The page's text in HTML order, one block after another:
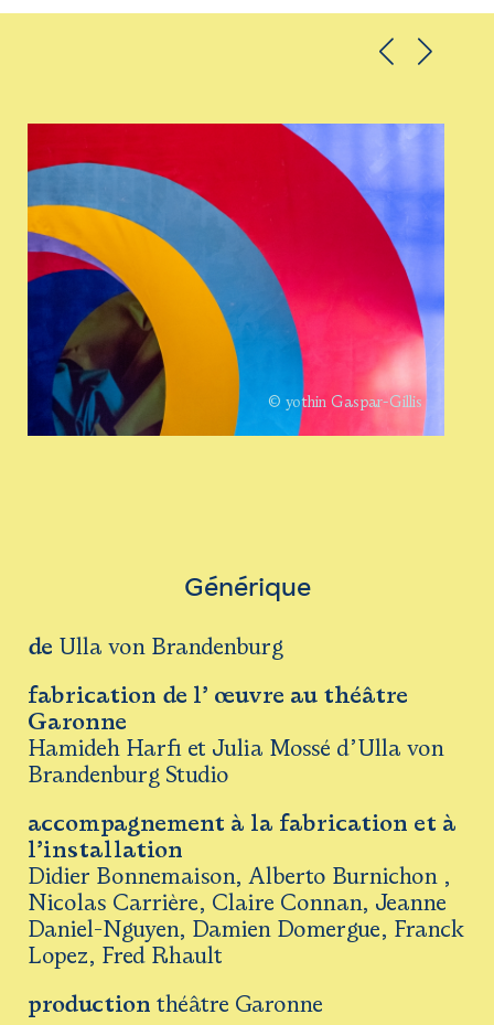
© yothin Gaspar-Gillis
Générique
de Ulla von Brandenburg
fabrication de l’ œuvre au théâtre
Garonne
Hamideh Harfi et Julia Mossé d’Ulla von
Brandenburg Studio
accompagnement à la fabrication et à
l’installation
Didier Bonnemaison, Alberto Burnichon ,
Nicolas Carrière, Claire Connan, Jeanne
Daniel-Nguyen, Damien Domergue, Franck
Lopez, Fred Rhault
production théâtre Garonne